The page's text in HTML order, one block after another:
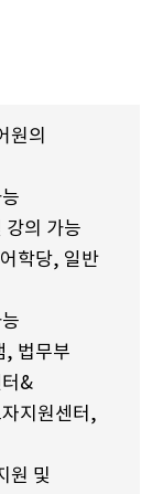
원의
의 가능
학당, 일반
법무부
&
지원센터,
원 및